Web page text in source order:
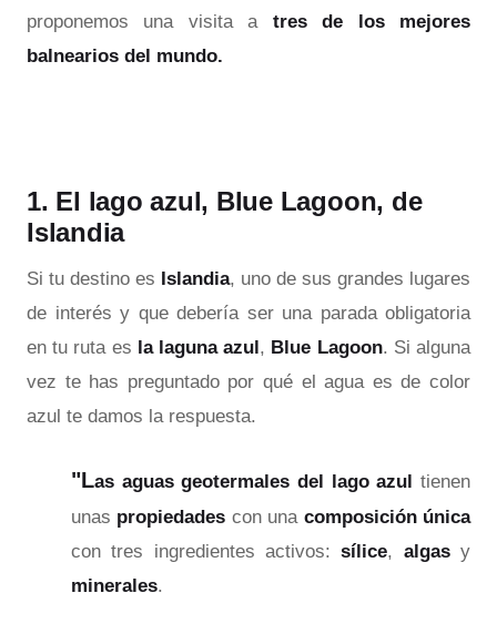
proponemos una visita atres de los mejores
balnearios del mundo.
1. El lago azul, Blue Lagoon, de
Islandia
Si tu destino es Islandia, uno de sus grandes lugares
de interés y que debería ser una parada obligatoria
en tu ruta es la laguna azul, Blue Lagoon. Si alguna
vez te has preguntado por qué el agua es de color
azul te damos la respuesta.
"Las aguas geotermales del lago azul tienen
unas propiedades con una composición única
con tres ingredientes activos:sílice, algasy
minerales.